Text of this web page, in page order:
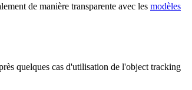
de manière transparente avec les modèles
quelques cas d'utilisation de l'object tracking